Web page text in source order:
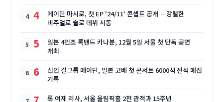
4
메이딘 마시로, 첫 EP '24/11' 콘셉트 공개… 강렬한
비주얼로 솔로 데뷔 시동
5
일본 4인조 록밴드 카나분, 12월 5일 서울 첫 단독 공연
개최
6
신인 걸그룹 메이딘, 일본 고베 첫 콘서트 6000석 전석 매진
기록
록 여제 리사, 서울 올림픽홀 2천 관객과 15주년